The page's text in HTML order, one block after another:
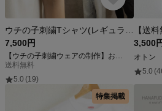
7,500円
送料無料
5.0 (19)
3,500
オトン
5.0
特集掲載